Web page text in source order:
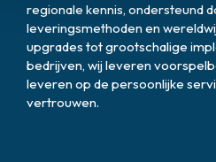
regionale kennis, ondersteund
leveringsmethoden en
upgrades tot grootschalige
bedrijven, wij leveren
leveren op de persoonlijke
vertrouwen.